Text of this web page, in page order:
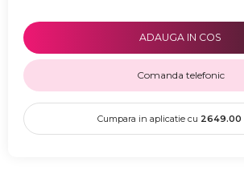
ADAUGA IN COS
Comanda telefonic
Cumpara in aplicatie cu 2649.00